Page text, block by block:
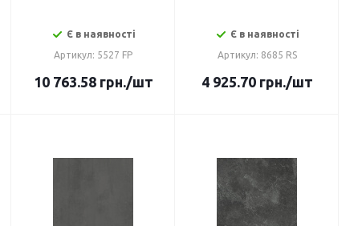
Є в наявності
Артикул: 5527 FP
10 763.58грн./шт
Є в наявності
Артикул: 8685 RS
4 925.70грн./шт